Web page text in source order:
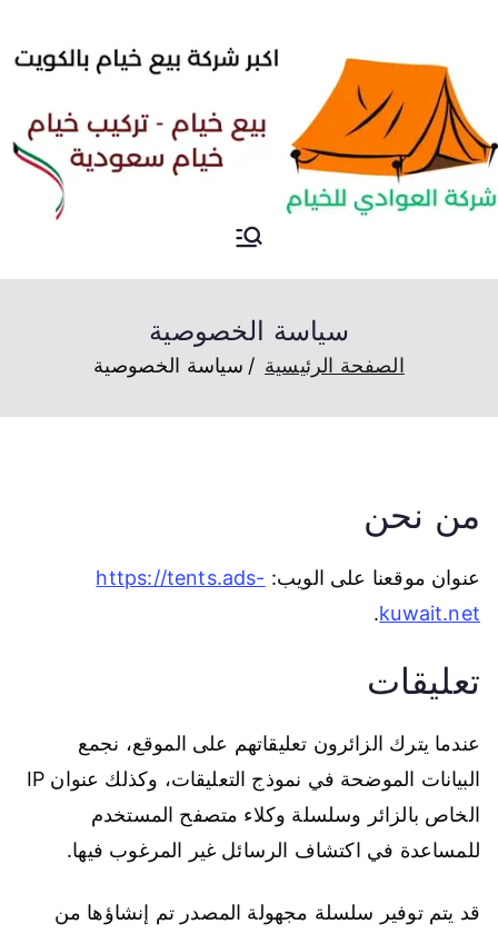
خيام
سياسة الخصوصية
الصفحة الرئيسية سياسة الخصوصية
من نحن
عنوان موقعنا على الويب: https://tents.ads-
kuwait.net
.
تعليقات
عندما يترك الزائرون تعليقاتهم على الموقع، نجمع
البيانات الموضحة في نموذج التعليقات، وكذلك عنوان IP
الخاص بالزائر وسلسلة وكلاء متصفح المستخدم
للمساعدة في اكتشاف الرسائل غير المرغوب فيها.
قد يتم توفير سلسلة مجهولة المصدر تم إنشاؤها من